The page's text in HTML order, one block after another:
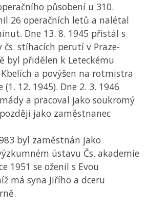
působení u 310.
26 operačních letů a nalétal
Dne 13. 8. 1945 přistál s
stíhacích perutí v Praze-
byl přidělen k Leteckému
a povýšen na rotmistra
12. 1945). Dne 2. 3. 1946
a pracoval jako soukromý
jako zaměstnanec
byl zaměstnán jako
ústavu Čs. akademie
1951 se oženil s Evou
má syna Jiřího a dceru